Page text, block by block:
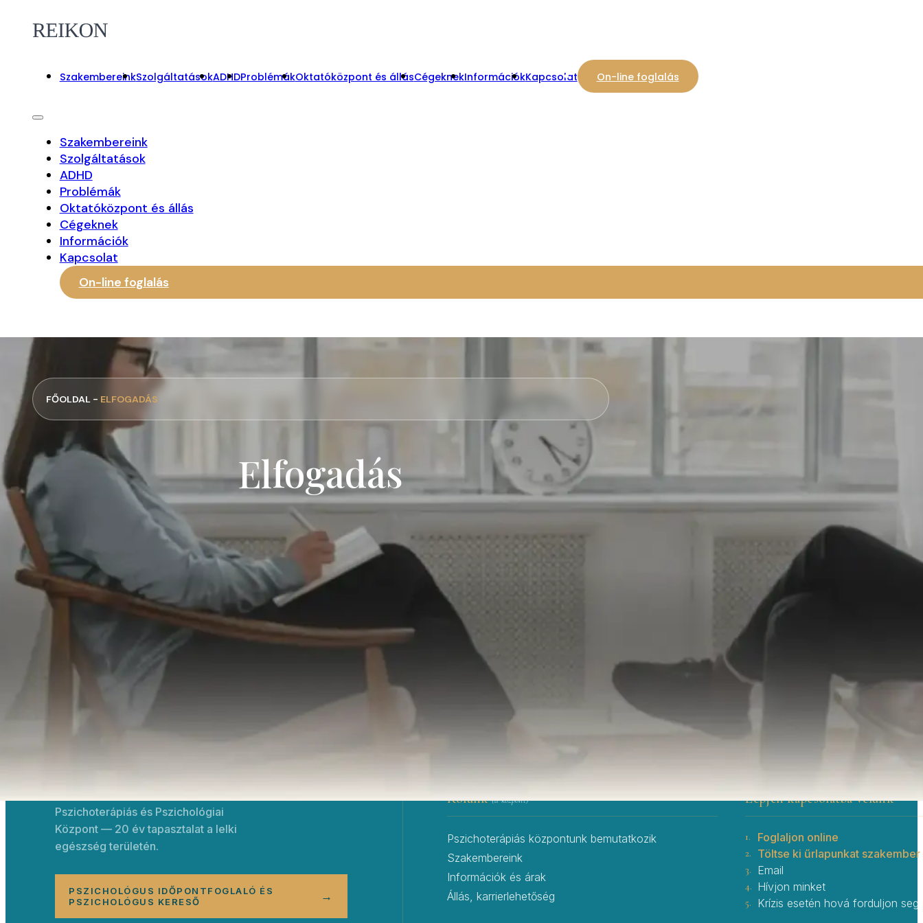
SzakembereinkSzolgáltatásokADHDProblémákOktatóközpont és állásCégeknekInformációkKapcsolat On-line foglalás
Szakembereink
Szolgáltatások
ADHD
Problémák
Oktatóközpont és állás
Cégeknek
Információk
Kapcsolat
On-line foglalás
FŐOLDAL - ELFOGADÁS
Elfogadás
Pszichoterápiás és Pszichológiai
Központ — 20 év tapasztalat a lelki
egészség területén.
PSZICHOLÓGUS IDŐPONTFOGLALÓ ÉS
PSZICHOLÓGUS KERESŐ
→
Rólunk(a központ)
Pszichoterápiás központunk bemutatkozik
Szakembereink
Információk és árak
Állás, karrierlehetőség
Lépjen kapcsolatba velünk
1. Foglaljon online
2. Töltse ki űrlapunkat szakember
3. Email
4. Hívjon minket
5. Krízis esetén hová forduljon